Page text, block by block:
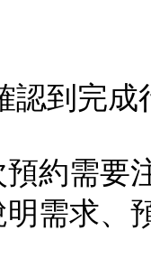
認到完
預約需要
需求、